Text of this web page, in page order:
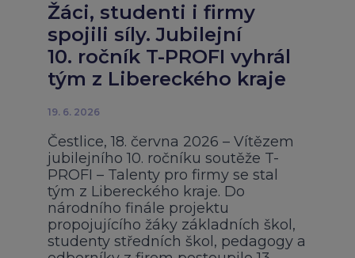
Žáci, studenti i firmy
spojili síly. Jubilejní
10. ročník T-PROFI vyhrál
tým z Libereckého kraje
19. 6. 2026
Čestlice, 18. června 2026 – Vítězem
jubilejního 10. ročníku soutěže T-
PROFI – Talenty pro firmy se stal
tým z Libereckého kraje. Do
národního finále projektu
propojujícího žáky základních škol,
studenty středních škol, pedagogy a